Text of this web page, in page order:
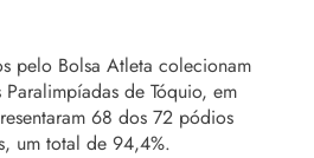
pelo Bolsa Atleta colecionam
de Tóquio, em
68 dos 72 pódios
um total de 94,4%.